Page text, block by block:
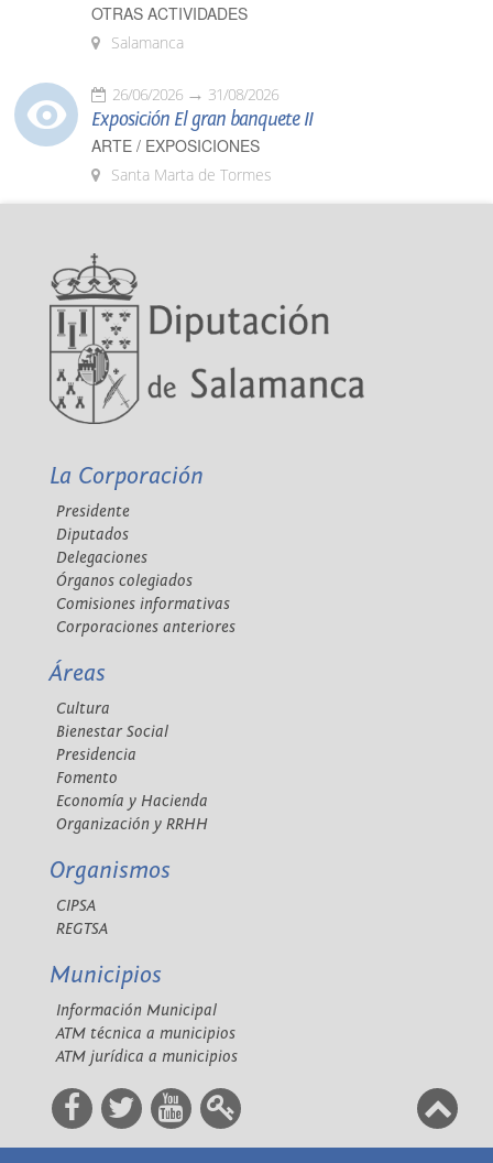
OTRAS ACTIVIDADES
Salamanca
26/06/2026 31/08/2026
Exposición El gran banquete II
ARTE / EXPOSICIONES
Santa Marta de Tormes
La Corporación
Presidente
Diputados
Delegaciones
Órganos colegiados
Comisiones informativas
Corporaciones anteriores
Áreas
Cultura
Bienestar Social
Presidencia
Fomento
Economía y Hacienda
Organización y RRHH
Organismos
CIPSA
REGTSA
Municipios
Información Municipal
ATM técnica a municipios
ATM jurídica a municipios